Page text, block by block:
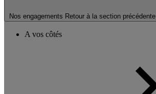
Nos engagements Retour à la section précédente
A vos côtés